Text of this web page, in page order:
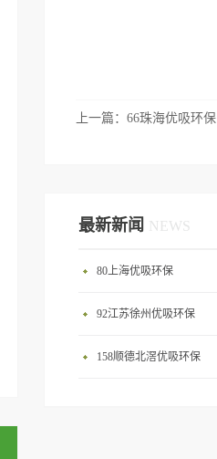
上一篇： 66珠海优吸环保
最新新闻 NEWS
80上海优吸环保
92江苏徐州优吸环保
158顺德北滘优吸环保